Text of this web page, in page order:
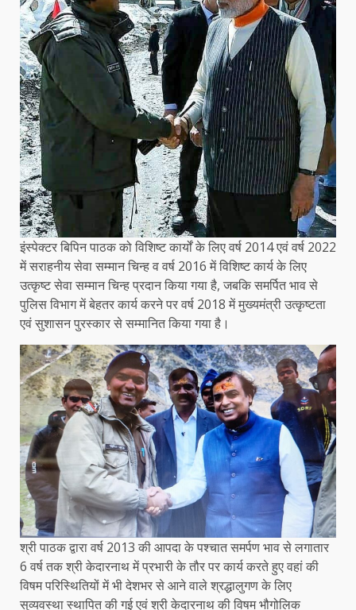
इंस्पेक्टर बिपिन पाठक को विशिष्ट कार्यों के लिए वर्ष 2014 एवं वर्ष 2022
में सराहनीय सेवा सम्मान चिन्ह व वर्ष 2016 में विशिष्ट कार्य के लिए
उत्कृष्ट सेवा सम्मान चिन्ह प्रदान किया गया है, जबकि समर्पित भाव से
पुलिस विभाग में बेहतर कार्य करने पर वर्ष 2018 में मुख्यमंत्री उत्कृष्टता
एवं सुशासन पुरस्कार से सम्मानित किया गया है।
श्री पाठक द्वारा वर्ष 2013 की आपदा के पश्चात समर्पण भाव से लगातार
6 वर्ष तक श्री केदारनाथ में प्रभारी के तौर पर कार्य करते हुए वहां की
विषम परिस्थितियों में भी देशभर से आने वाले श्रद्धालुगण के लिए
सुव्यवस्था स्थापित की गई एवं श्री केदारनाथ की विषम भौगोलिक